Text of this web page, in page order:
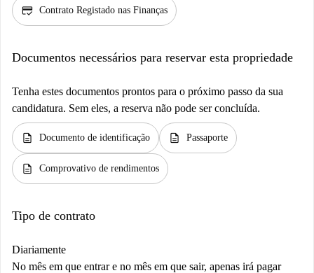
credit_score Contrato Registado nas Finanças
Documentos necessários para reservar esta propriedade
Tenha estes documentos prontos para o próximo passo da sua
candidatura. Sem eles, a reserva não pode ser concluída.
description Documento de identificação description Passaporte
description Comprovativo de rendimentos
Tipo de contrato
Diariamente
No mês em que entrar e no mês em que sair, apenas irá pagar